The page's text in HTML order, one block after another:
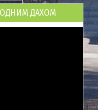
ОДНИМ ДАХОМ